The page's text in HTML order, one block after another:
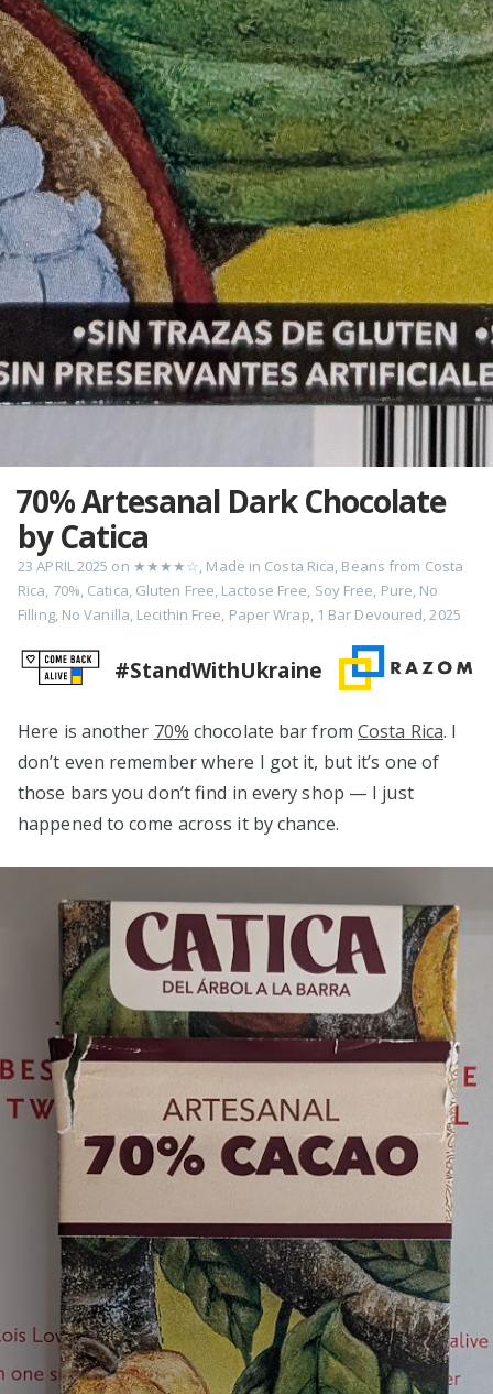
70% Artesanal Dark Chocolate
by Catica
23 APRIL 2025 on ★★★★☆, Made in Costa Rica, Beans from Costa
Rica, 70%, Catica, Gluten Free, Lactose Free, Soy Free, Pure, No
Filling, No Vanilla, Lecithin Free, Paper Wrap, 1 Bar Devoured,2025
#StandWithUkraine
Here is another 70% chocolate bar from Costa Rica. I
don’t even remember where I got it, but it’s one of
those bars you don’t find in every shop — I just
happened to come across it by chance.